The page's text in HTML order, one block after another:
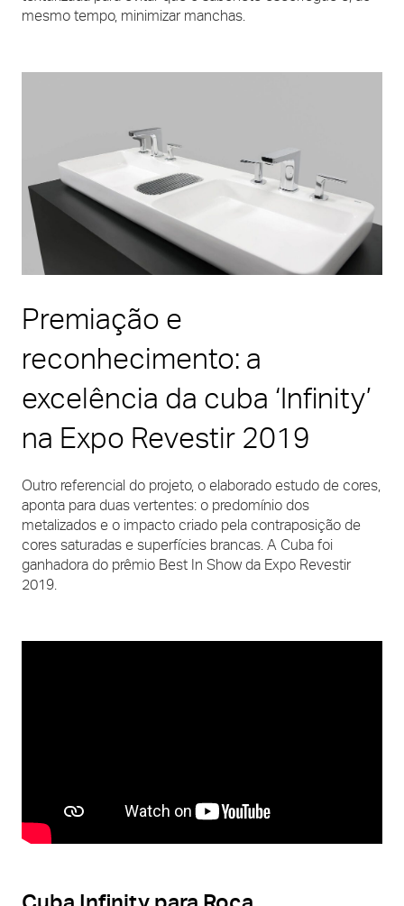
mesmo tempo, minimizar manchas.
Premiação e
reconhecimento: a
excelência da cuba ‘Infinity’
na Expo Revestir 2019
Outro referencial do projeto, o elaborado estudo de cores,
aponta para duas vertentes: o predomínio dos
metalizados e o impacto criado pela contraposição de
cores saturadas e superfícies brancas. A Cuba foi
ganhadora do prêmio Best In Show da Expo Revestir
2019.